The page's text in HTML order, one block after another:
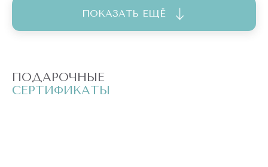
ПОКАЗАТЬ ЕЩЁ
ПОДАРОЧНЫЕ
СЕРТИФИКАТЫ